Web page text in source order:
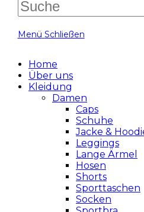
Menü Schließen
Home
Über uns
Kleidung
Damen
Caps
Schuhe
Jacke &
Leggings
Lange Ärmel
Hosen
Shorts
Sporttaschen
Socken